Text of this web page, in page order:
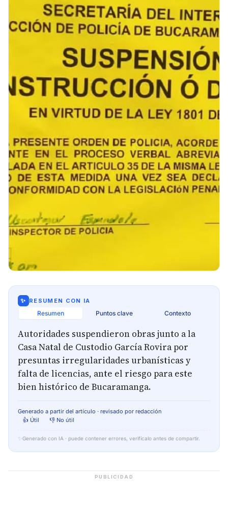
✨ RESUMEN CON IA
Resumen Puntos clave Contexto
Autoridades suspendieron obras junto a la
Casa Natal de Custodio García Rovira por
presuntas irregularidades urbanísticas y
falta de licencias, ante el riesgo para este
bien histórico de Bucaramanga.
Generado a partir del artículo · revisado por redacción
👍 Útil
👎 No útil
✨ Generado con IA · puede contener errores, verifícalo antes de compartir.
PUBLICIDAD